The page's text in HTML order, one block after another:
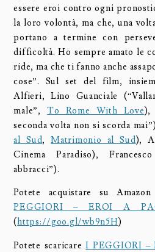
essere eroi contro ogni
la loro volontà, ma che, una
portano a termine con
difficoltà. Ho sempre amato le
ride, ma che ti fanno anche
cose”. Sul set del film,
Alfieri, Lino Guanciale
male”, To Rome With Love),
seconda volta non si scorda
al Sud,Matrimonio al Sud),
Cinema Paradiso),
abbracci”).
Potete acquistare su
PEGGIORI – EROI A
(https://goo.gl/wb9n5H)
Potete scaricareI PEGGIORI –